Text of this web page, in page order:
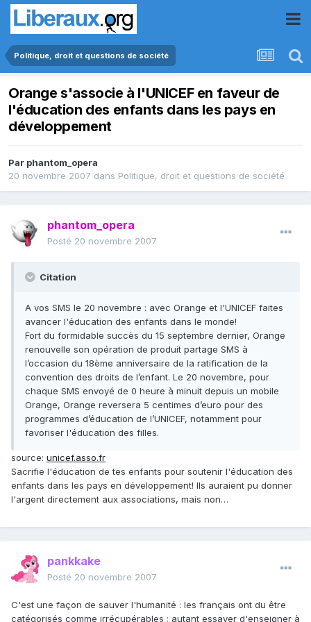
Politique, droit et questions de société
Orange s'associe à l'UNICEF en faveur de
l'éducation des enfants dans les pays en
développement
Par phantom_opera
20 novembre 2007 dans Politique, droit et questions de société
phantom_opera
Posté 20 novembre 2007
Citation
A vos SMS le 20 novembre : avec Orange et l'UNICEF faites
avancer l'éducation des enfants dans le monde!
Fort du formidable succès du 15 septembre dernier, Orange
renouvelle son opération de produit partage SMS à
l’occasion du 18ème anniversaire de la ratification de la
convention des droits de l’enfant. Le 20 novembre, pour
chaque SMS envoyé de 0 heure à minuit depuis un mobile
Orange, Orange reversera 5 centimes d’euro pour des
programmes d’éducation de l’UNICEF, notamment pour
favoriser l'éducation des filles.
source: unicef.asso.fr
Sacrifie l'éducation de tes enfants pour soutenir l'éducation des
enfants dans les pays en développement! Ils auraient pu donner
l'argent directement aux associations, mais non…
pankkake
Posté 20 novembre 2007
C'est une façon de sauver l'humanité : les français ont du être
catégorisés comme irrécupérables ; autant essayer d'enseigner à